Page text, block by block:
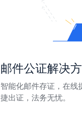
邮件公证解决
智能化邮件存证，在线
捷出证，法务无忧。